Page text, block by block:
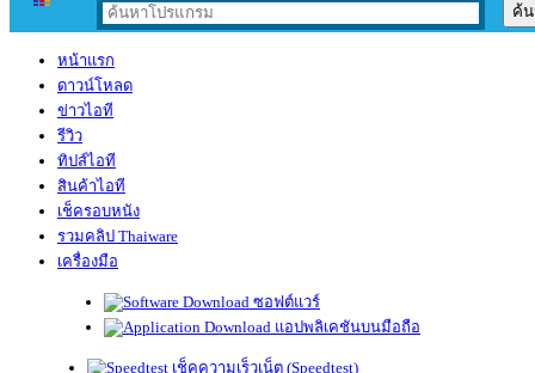
หน้าแรก
ดาวน์โหลด
ข่าวไอที
รีวิว
ทิปส์ไอที
สินค้าไอที
เช็ครอบหนัง
รวมคลิป Thaiware
เครื่องมือ
ซอฟต์แวร์
แอปพลิเคชันบนมือถือ
เช็คความเร็วเน็ต (Speedtest)